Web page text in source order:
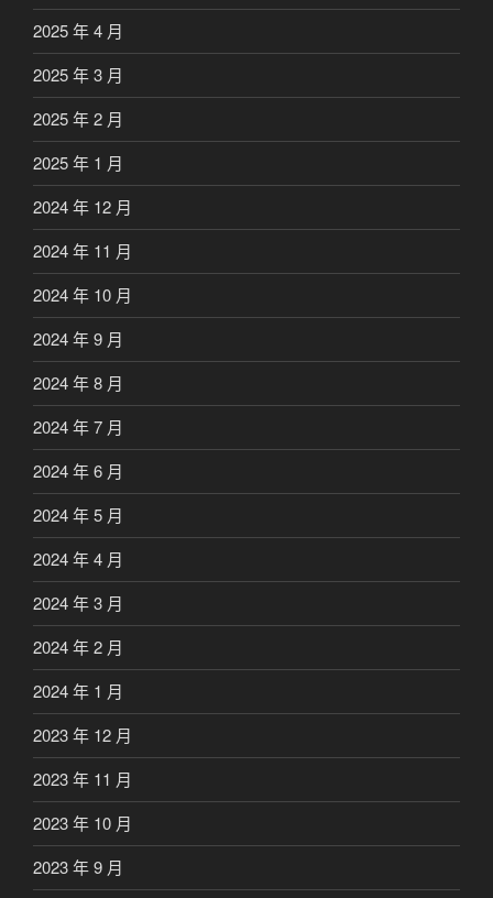
2025 年 4 月
2025 年 3 月
2025 年 2 月
2025 年 1 月
2024 年 12 月
2024 年 11 月
2024 年 10 月
2024 年 9 月
2024 年 8 月
2024 年 7 月
2024 年 6 月
2024 年 5 月
2024 年 4 月
2024 年 3 月
2024 年 2 月
2024 年 1 月
2023 年 12 月
2023 年 11 月
2023 年 10 月
2023 年 9 月